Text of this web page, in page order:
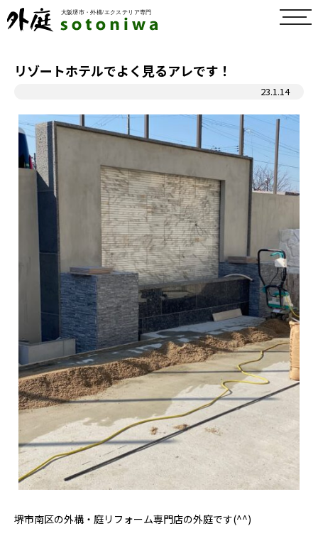
toggle
リゾートホテルでよく見るアレです！
23.1.14
堺市南区の外構・庭リフォーム専門店の外庭です(^^)